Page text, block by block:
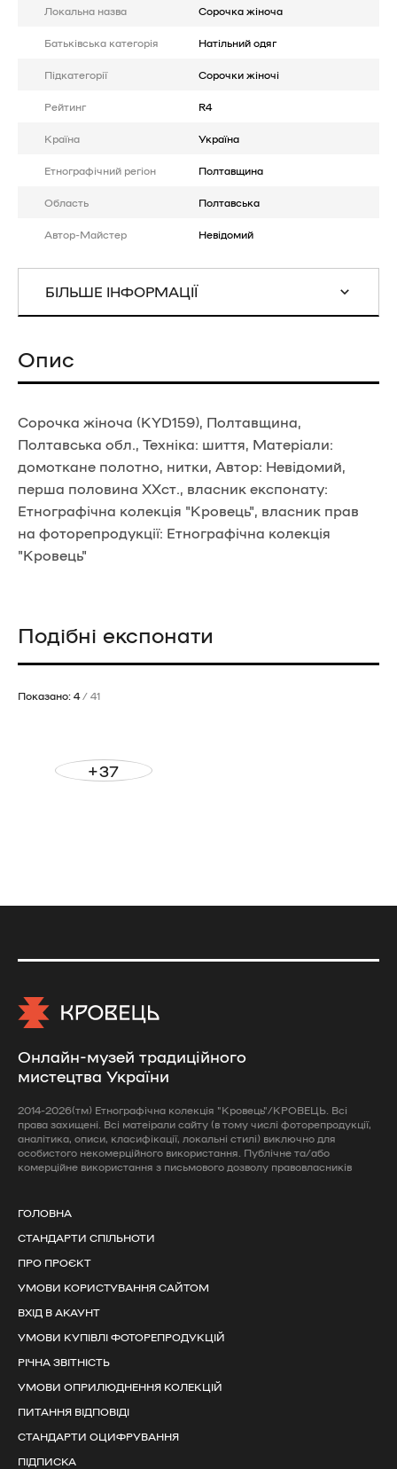
Локальна назва Сорочка жіноча
Батькiвська категорія Натільний одяг
Підкатегорії Сорочки жіночі
Рейтинг R4
Країна Україна
Етнографічний регіон Полтавщина
Область Полтавська
Автор-Майстер Невідомий
БІЛЬШЕ ІНФОРМАЦІЇ
Опис
Сорочка жіноча (KYD159), Полтавщина,
Полтавська обл., Техніка: шиття, Матеріали:
домоткане полотно, нитки, Автор: Невідомий,
перша половина ХХст., власник експонату:
Етнографічна колекція "Кровець", власник прав
на фоторепродукції: Етнографічна колекція
"Кровець"
Подібні експонати
Показано: 4 / 41
+37
Онлайн-музей традиційного
мистецтва України
2014-2026(тм) Етнографічна колекція "Кровець"/КРОВЕЦЬ. Всі
права захищені. Всі матеірали сайту (в тому числі фоторепродукції,
аналітика, описи, класифікації, локальні стилі) виключно для
особистого некомерційного використання. Публічне та/або
комерційне використання з письмового дозволу правовласників
ГОЛОВНА
СТАНДАРТИ СПІЛЬНОТИ
ПРО ПРОЄКТ
УМОВИ КОРИСТУВАННЯ САЙТОМ
ВХІД В АКАУНТ
УМОВИ КУПІВЛІ ФОТОРЕПРОДУКЦІЙ
РІЧНА ЗВІТНІСТЬ
УМОВИ ОПРИЛЮДНЕННЯ КОЛЕКЦІЙ
ПИТАННЯ ВІДПОВІДІ
СТАНДАРТИ ОЦИФРУВАННЯ
ПІДПИСКА